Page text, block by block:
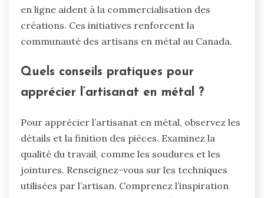
en ligne aident à la commercialisation des
créations. Ces initiatives renforcent la
communauté des artisans en métal au Canada.
Quels conseils pratiques pour
apprécier l’artisanat en métal ?
Pour apprécier l’artisanat en métal, observez les
détails et la finition des pièces. Examinez la
qualité du travail, comme les soudures et les
jointures. Renseignez-vous sur les techniques
utilisées par l’artisan. Comprenez l’inspiration